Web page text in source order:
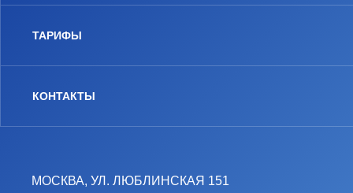
МОСКВА, УЛ. ЛЮБЛИНСКАЯ 151
ТАРИФЫ
КОНТАКТЫ